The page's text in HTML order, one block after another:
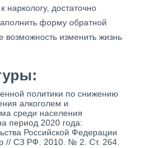
наркологу, достаточно
форму обратной
возможность изменить жизнь
политики по снижению
алкоголем и
среди населения
период 2020 года:
Российской Федерации
// СЗ РФ. 2010. № 2. Ст. 264.